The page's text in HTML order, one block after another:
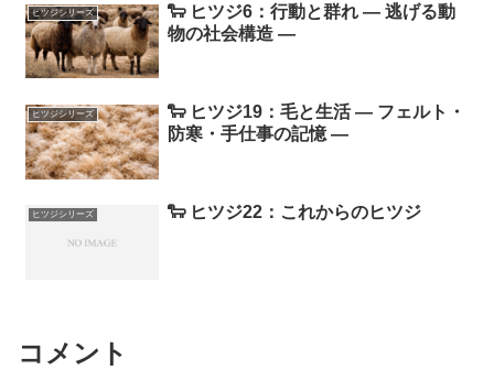
ヒツジシリーズ
🐑 ヒツジ6：行動と群れ ― 逃げる動
物の社会構造 ―
ヒツジシリーズ
🐑 ヒツジ19：毛と生活 ― フェルト・
防寒・手仕事の記憶 ―
ヒツジシリーズ 🐑 ヒツジ22：これからのヒツジ
コメント